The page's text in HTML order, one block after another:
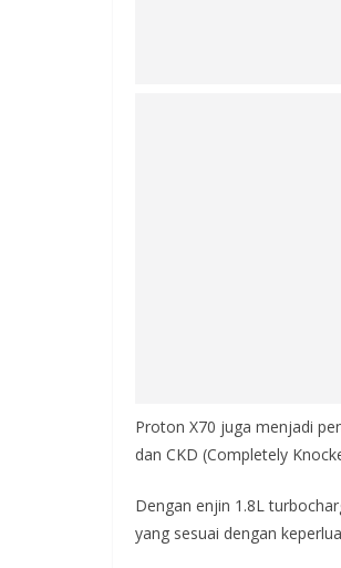
Proton X70 juga menjadi
dan CKD (Completely
Dengan enjin 1.8L
yang sesuai dengan